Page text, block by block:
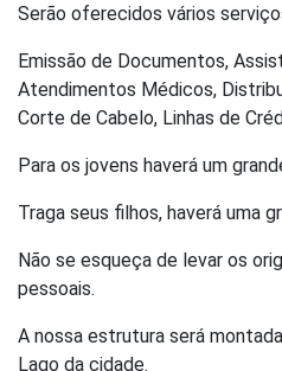
Serão oferecidos vários
Emissão de Documentos,
Atendimentos Médicos,
Corte de Cabelo, Linhas de
Para os jovens haverá um
Traga seus filhos, haverá uma
Não se esqueça de levar os
pessoais.
A nossa estrutura será
Lago da cidade.